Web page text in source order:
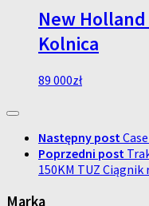
New Holland
Kolnica
89 000zł
Następny post
Poprzedni post
150KM TUZ
Marka